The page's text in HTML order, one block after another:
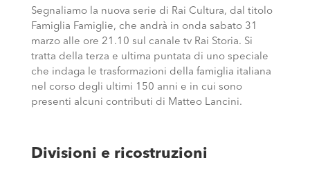
Segnaliamo la nuova serie di Rai Cultura, dal titolo
Famiglia Famiglie, che andrà in onda sabato 31
marzo alle ore 21.10 sul canale tv Rai Storia. Si
tratta della terza e ultima puntata di uno speciale
che indaga le trasformazioni della famiglia italiana
nel corso degli ultimi 150 anni e in cui sono
presenti alcuni contributi di Matteo Lancini.
Divisioni e ricostruzioni